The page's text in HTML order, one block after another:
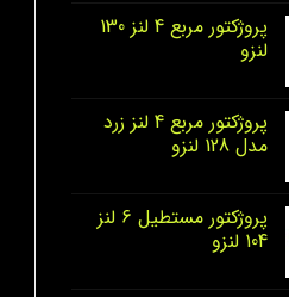
پروژکتور مربع 4 لنز 130
لنزو
پروژکتور مربع 4 لنز زرد
مدل 128 لنزو
پروژکتور مستطیل 6 لنز
104 لنزو